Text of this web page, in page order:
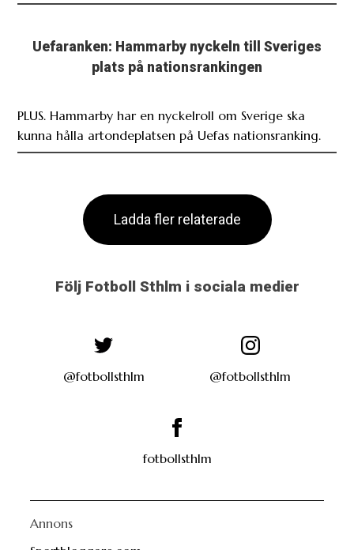
Uefaranken: Hammarby nyckeln till Sveriges
PLUS. Hammarby har en nyckelroll om Sverige ska
Följ Fotboll Sthlm i sociala medier
@fotbollsthlm @fotbollsthlm
fotbollsthlm